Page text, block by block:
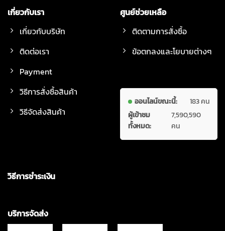
เกี่ยวกับเรา
เกี่ยวกับบริษัท
ติดต่อเรา
Payment
วิธีการสั่งซื้อสินค้า
วิธีจัดส่งสินค้า
ศูนย์ช่วยเหลือ
ติดตามการสั่งซื้อ
ข้อตกลงและโยบายต่างๆ
ออนไลน์ขณะนี้:
183 คน
ผู้เข้าชม
ทั้งหมด:
7,590,590
คน
วิธีการชำระเงิน
บริการจัดส่ง